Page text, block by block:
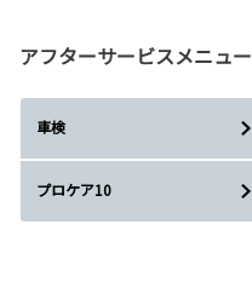
アフターサービスメニュー
車検
プロケア10